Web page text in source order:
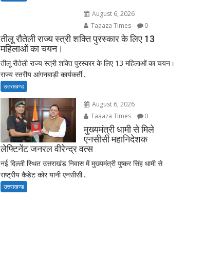
August 6, 2026
Taaaza Times
0
तीलू रौतेली राज्य स्त्री शक्ति पुरस्कार के लिए 13
महिलाओं का चयन।
तीलू रौतेली राज्य स्त्री शक्ति पुरस्कार के लिए 13 महिलाओं का चयन।
राज्य स्तरीय आंगनबाड़ी कार्यकर्ती...
उत्तराखण्ड
August 6, 2026
Taaaza Times
0
मुख्यमंत्री धामी से मिले
एनसीसी महानिदेशक
लेफ्टिनेंट जनरल वीरेन्द्र वत्स
नई दिल्ली स्थित उत्तराखंड निवास में मुख्यमंत्री पुष्कर सिंह धामी से
राष्ट्रीय कैडेट कोर यानी एनसीसी...
उत्तराखण्ड